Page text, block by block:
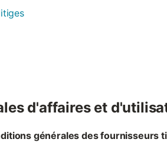
d'affaires et
générales des